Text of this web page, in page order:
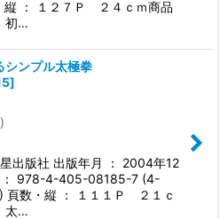
縦 ： １２７Ｐ ２４ｃｍ商品
初…
シンプル太極拳
]
)
出版社 出版年月 ： 2004年12
： 978-4-405-08185-7 (4-
数・縦 ： １１１Ｐ ２１ｃ
太…